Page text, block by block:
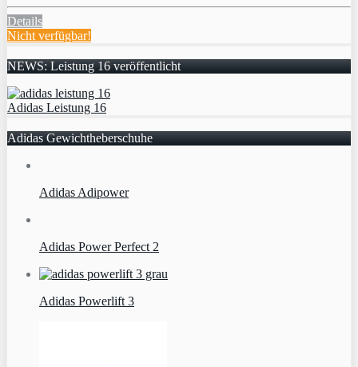
Details
Nicht verfügbar!
NEWS: Leistung 16 veröffentlicht
Adidas Leistung 16
Adidas Gewichtheberschuhe
Adidas Adipower
Adidas Power Perfect 2
Adidas Powerlift 3